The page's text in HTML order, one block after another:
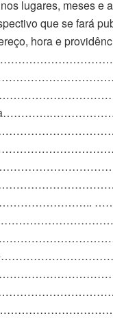
lugares, meses e
que se fará
hora e